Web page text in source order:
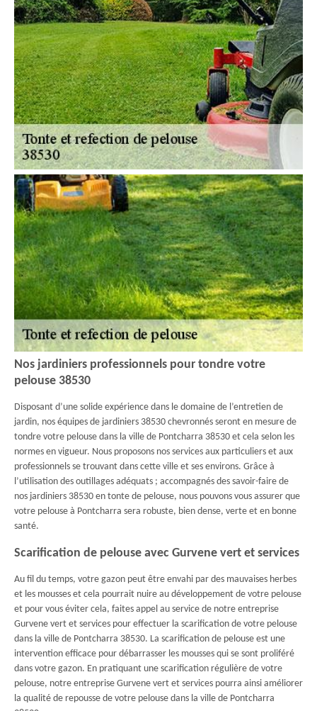
Nos jardiniers professionnels pour tondre votre
pelouse 38530
Disposant d’une solide expérience dans le domaine de l’entretien de
jardin, nos équipes de jardiniers 38530 chevronnés seront en mesure de
tondre votre pelouse dans la ville de Pontcharra 38530 et cela selon les
normes en vigueur. Nous proposons nos services aux particuliers et aux
professionnels se trouvant dans cette ville et ses environs. Grâce à
l’utilisation des outillages adéquats ; accompagnés des savoir-faire de
nos jardiniers 38530 en tonte de pelouse, nous pouvons vous assurer que
votre pelouse à Pontcharra sera robuste, bien dense, verte et en bonne
santé.
Scarification de pelouse avec Gurvene vert et services
Au fil du temps, votre gazon peut être envahi par des mauvaises herbes
et les mousses et cela pourrait nuire au développement de votre pelouse
et pour vous éviter cela, faites appel au service de notre entreprise
Gurvene vert et services pour effectuer la scarification de votre pelouse
dans la ville de Pontcharra 38530. La scarification de pelouse est une
intervention efficace pour débarrasser les mousses qui se sont proliféré
dans votre gazon. En pratiquant une scarification régulière de votre
pelouse, notre entreprise Gurvene vert et services pourra ainsi améliorer
la qualité de repousse de votre pelouse dans la ville de Pontcharra